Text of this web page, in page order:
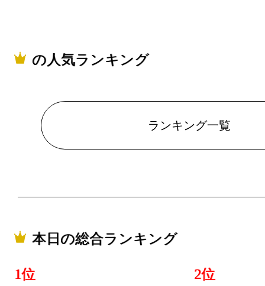
の人気ランキング
ランキング一覧
本日の総合ランキング
1位 2位